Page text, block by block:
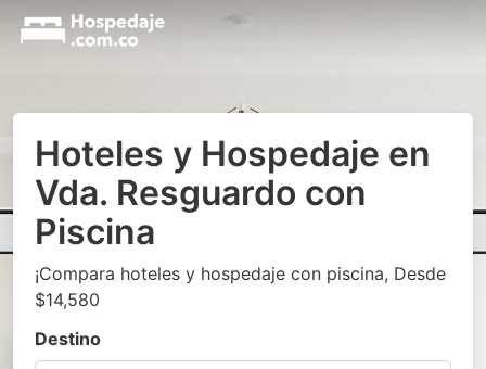
Hoteles y Hospedaje en
Vda. Resguardo con
Piscina
¡Compara hoteles y hospedaje con piscina, Desde
$14,580
Destino